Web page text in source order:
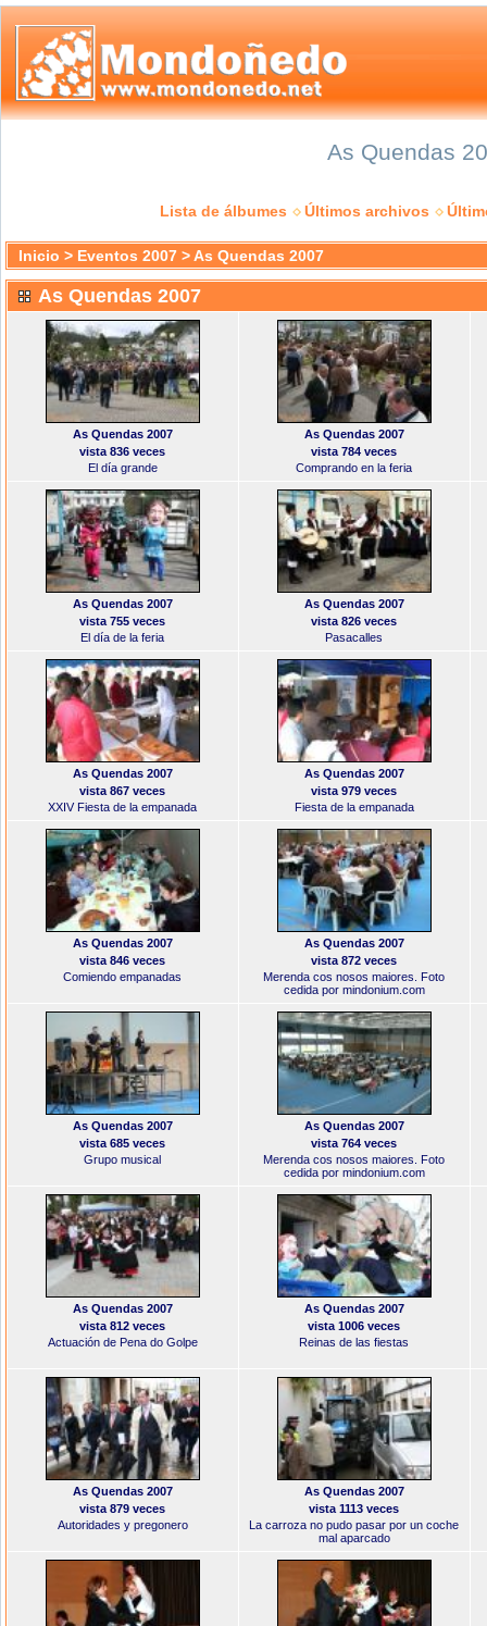
As Quendas
Lista de álbumes Últimos archivos
Inicio > Eventos 2007 >As Quendas 2007
As Quendas 2007
As Quendas 2007
vista 836 veces
El día grande
As Quendas 2007
vista 784 veces
Comprando en la feria
As Quendas 2007
vista 755 veces
El día de la feria
As Quendas 2007
vista 826 veces
Pasacalles
As Quendas 2007
vista 867 veces
XXIV Fiesta de la empanada
As Quendas 2007
vista 979 veces
Fiesta de la empanada
As Quendas 2007
vista 846 veces
Comiendo empanadas
As Quendas 2007
vista 872 veces
Merenda cos nosos maiores. Foto
cedida por mindonium.com
As Quendas 2007
vista 685 veces
Grupo musical
As Quendas 2007
vista 764 veces
Merenda cos nosos maiores. Foto
cedida por mindonium.com
As Quendas 2007
vista 812 veces
Actuación de Pena do Golpe
As Quendas 2007
vista 1006 veces
Reinas de las fiestas
As Quendas 2007
vista 879 veces
Autoridades y pregonero
As Quendas 2007
vista 1113 veces
La carroza no pudo pasar por un coche
mal aparcado